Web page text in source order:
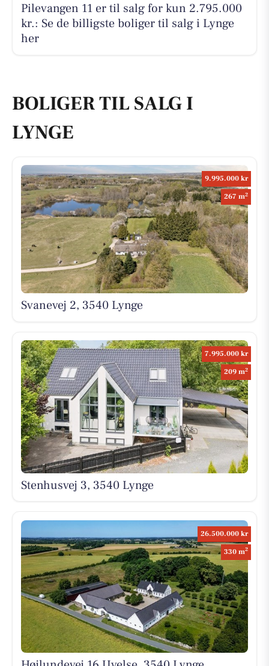
Pilevangen 11 er til salg for kun 2.795.000
kr.: Se de billigste boliger til salg i Lynge
her
BOLIGER TIL SALG I
LYNGE
9.995.000 kr
267 m2
Svanevej 2, 3540 Lynge
7.995.000 kr
209 m2
Stenhusvej 3, 3540 Lynge
26.500.000 kr
330 m2